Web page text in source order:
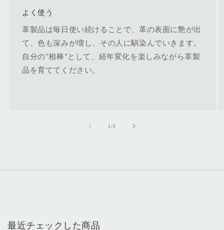
よく使う
革製品は毎日使い続けることで、革の表面に艶が出
て、色も深みが増し、その人に馴染んでいきます。
自分の”相棒”として、経年変化を楽しみながら革製
品を育ててください。
1/の
3
最近チェックした商品